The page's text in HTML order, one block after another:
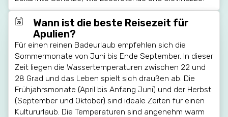
Wann ist die beste Reisezeit für
Apulien?
Für einen reinen Badeurlaub empfehlen sich die
Sommermonate von Juni bis Ende September. In dieser
Zeit liegen die Wassertemperaturen zwischen 22 und
28 Grad und das Leben spielt sich draußen ab. Die
Frühjahrsmonate (April bis Anfang Juni) und der Herbst
(September und Oktober) sind ideale Zeiten für einen
Kultururlaub. Die Temperaturen sind angenehm warm